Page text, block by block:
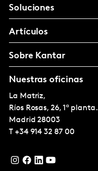
Soluciones
Artículos
Sobre Kantar
Nuestras oficinas
La Matriz,
Ríos Rosas, 26, 1ª planta.
Madrid 28003
T +34 914 32 87 00